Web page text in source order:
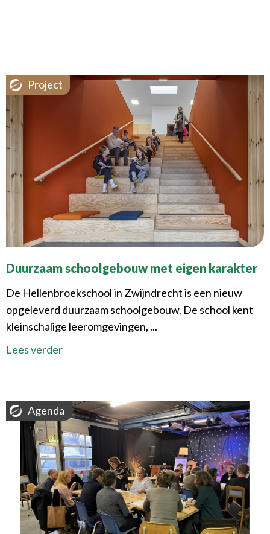
Project
Duurzaam schoolgebouw met eigen karakter
De Hellenbroekschool in Zwijndrecht is een nieuw
opgeleverd duurzaam schoolgebouw. De school kent
kleinschalige leeromgevingen, ...
Lees verder
Agenda